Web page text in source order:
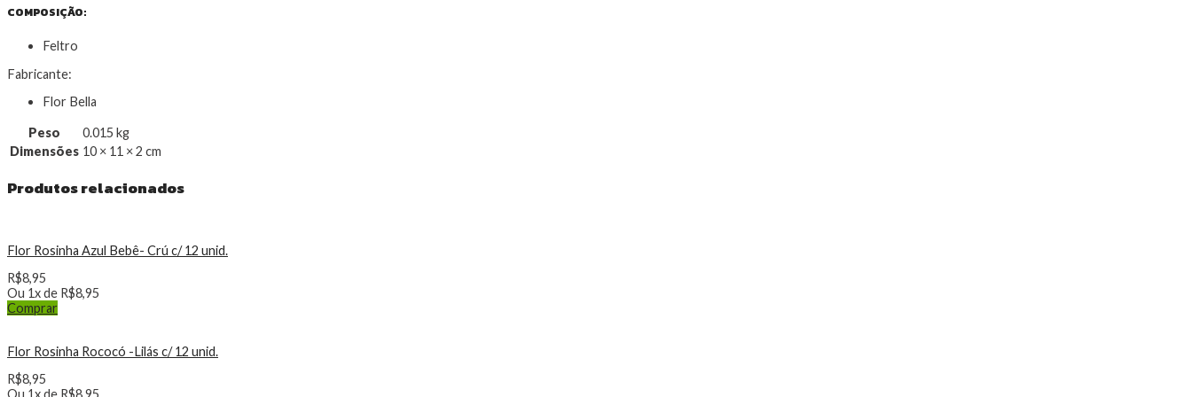
COMPOSIÇÃO:
Feltro
Fabricante:
Flor Bella
Peso
0.015 kg
Dimensões 10 × 11 × 2 cm
Produtos relacionados
Flor Rosinha Azul Bebê- Crú c/ 12 unid.
R$8,95
Ou 1x de R$8,95
Comprar
Flor Rosinha Rococó -Lilás c/ 12 unid.
R$8,95